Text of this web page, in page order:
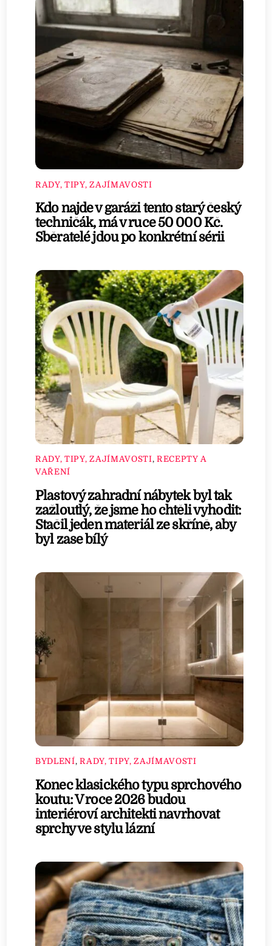
RADY, TIPY, ZAJÍMAVOSTI
Kdo najde v garáži tento starý český
techničák, má v ruce 50 000 Kč.
Sběratelé jdou po konkrétní sérii
RADY, TIPY, ZAJÍMAVOSTI, RECEPTY A
VAŘENÍ
Plastový zahradní nábytek byl tak
zažloutlý, že jsme ho chtěli vyhodit:
Stačil jeden materiál ze skříně, aby
byl zase bílý
BYDLENÍ,RADY, TIPY, ZAJÍMAVOSTI
Konec klasického typu sprchového
koutu: V roce 2026 budou
interiéroví architekti navrhovat
sprchy ve stylu lázní